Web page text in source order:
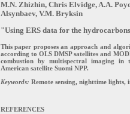
M.N. Zhizhin, Chris Elvidge, A.A.
Alsynbaev, V.M. Bryksin
"Using ERS data for the
This paper proposes an approach and
according to OLS DMSP satellites and
combustion by multispectral imaging
American satellite Suomi NPP.
Keywords: Remote sensing, nighttime lights,
REFERENCES